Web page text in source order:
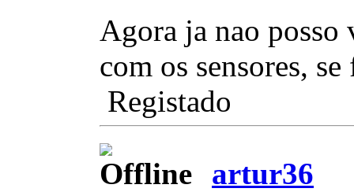
Agora ja nao posso
com os sensores,
Registado
artur36